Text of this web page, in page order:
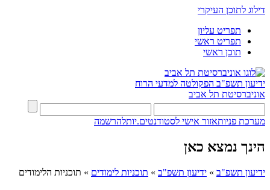
דילוג לתוכן העיקרי
תפריט עליון
תפריט ראשי
תוכן ראשי
ידיעון תשפ"ב הפקולטה למדעי הרוח
אוניברסיטת תל אביב
מערכת פניותאזור אישי לסטודנטים.יותלהרשמה
הינך נמצא כאן
ידיעון תשפ"ב » ידיעון תשפ"ב » תוכניות לימודים » תוכניות הלימודים